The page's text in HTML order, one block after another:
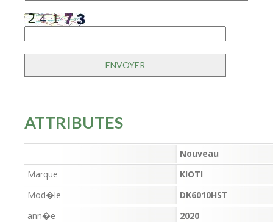
ATTRIBUTES
Nouveau
Marque
KIOTI
Mod�le
DK6010HST
ann�e
2020